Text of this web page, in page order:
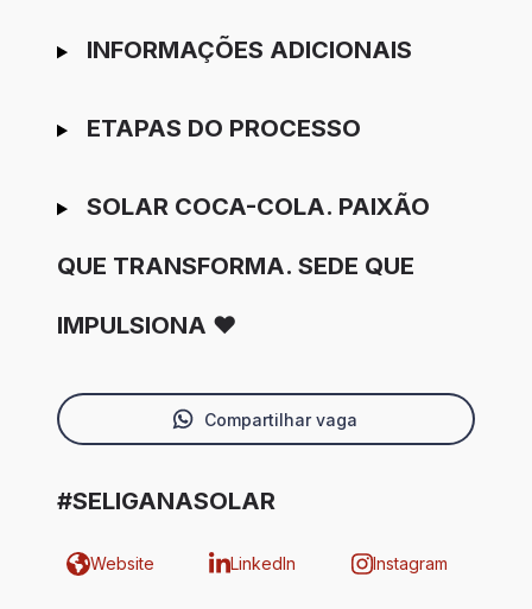
INFORMAÇÕES ADICIONAIS
ETAPAS DO PROCESSO
SOLAR COCA-COLA. PAIXÃO
QUE TRANSFORMA. SEDE QUE
IMPULSIONA ❤️
Compartilhar vaga
#SELIGANASOLAR
Website LinkedIn Instagram